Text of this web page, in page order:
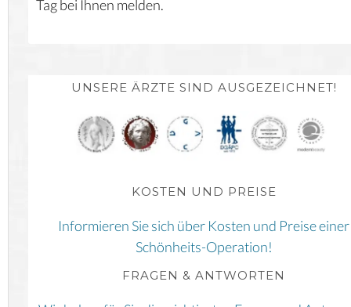
Tag bei Ihnen melden.
UNSERE ÄRZTE SIND AUSGEZEICHNET!
KOSTEN UND PREISE
Informieren Sie sich über Kosten und Preise einer
Schönheits-Operation!
FRAGEN & ANTWORTEN